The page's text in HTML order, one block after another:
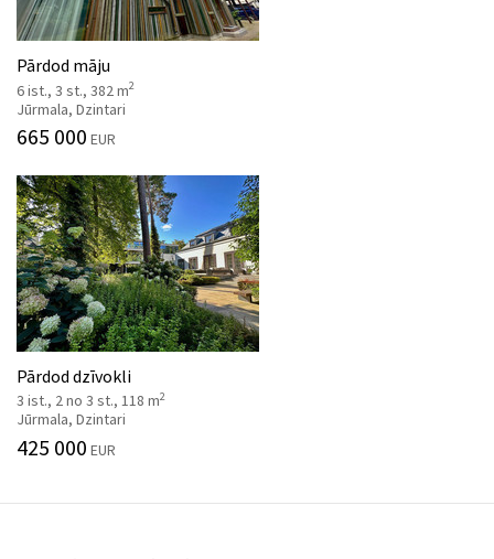
Pārdod māju
6 ist., 3 st., 382 m2
Jūrmala, Dzintari
665 000 EUR
Pārdod dzīvokli
3 ist., 2 no 3 st., 118 m2
Jūrmala, Dzintari
425 000 EUR